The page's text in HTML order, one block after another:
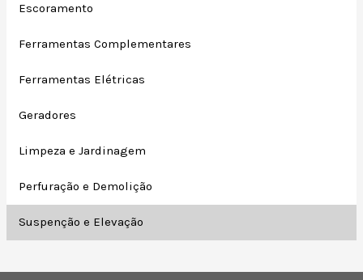
Escoramento
Ferramentas Complementares
Ferramentas Elétricas
Geradores
Limpeza e Jardinagem
Perfuração e Demolição
Suspenção e Elevação